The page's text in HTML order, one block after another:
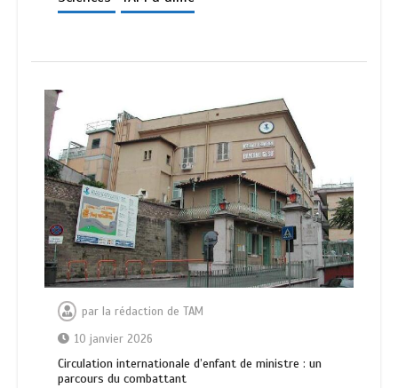
par la rédaction de TAM
10 janvier 2026
Circulation internationale d’enfant de ministre : un
parcours du combattant